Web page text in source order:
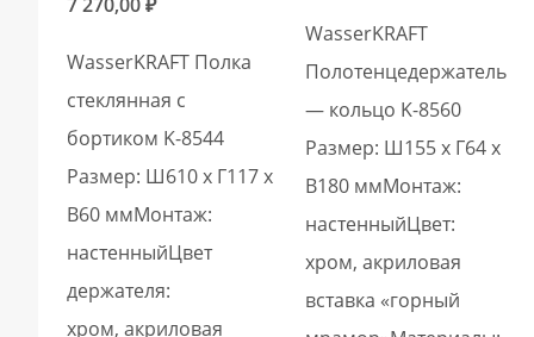
WasserKRAFT Полка
стеклянная с
бортиком K-8544
Размер: Ш610 х Г117 х
В60 ммМонтаж:
настенныйЦвет
держателя:
хром, акриловая
WasserKRAFT
Полотенцедержатель
— кольцо K-8560
Размер: Ш155 х Г64 х
В180 ммМонтаж:
настенныйЦвет:
хром, акриловая
вставка «горный